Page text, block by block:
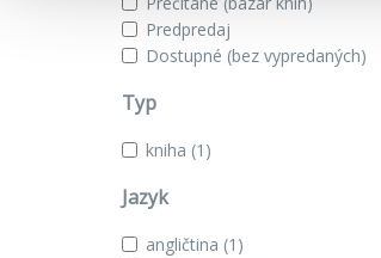
Predpredaj
Dostupné (bez vypredaných)
Typ
kniha (1)
Jazyk
angličtina (1)